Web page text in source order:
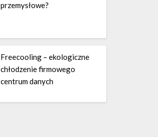
przemysłowe?
Freecooling – ekologiczne
chłodzenie firmowego
centrum danych